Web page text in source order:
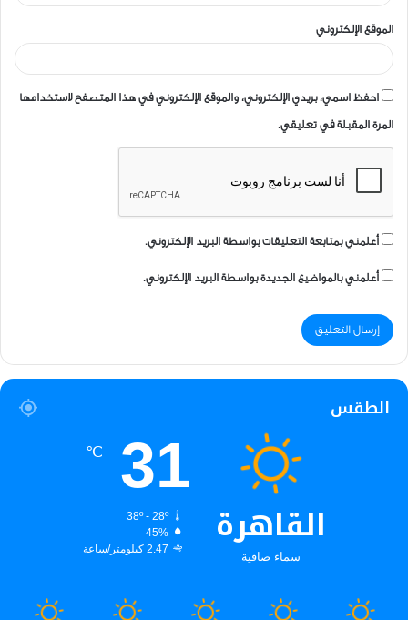
الموقع الإلكتروني
احفظ اسمي، بريدي الإلكتروني، والموقع الإلكتروني في هذا المتصفح لاستخدامها
المرة المقبلة في تعليقي.
أعلمني بمتابعة التعليقات بواسطة البريد الإلكتروني.
أعلمني بالمواضيع الجديدة بواسطة البريد الإلكتروني.
الطقس
القاهرة
سماء صافية
31
℃
38º - 28º
45%
2.47 كيلومتر/ساعة